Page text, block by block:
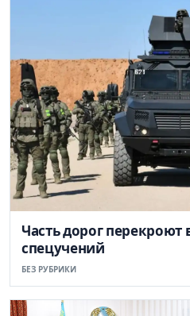
Часть дорог перекроют
спецучений
БЕЗ РУБРИКИ